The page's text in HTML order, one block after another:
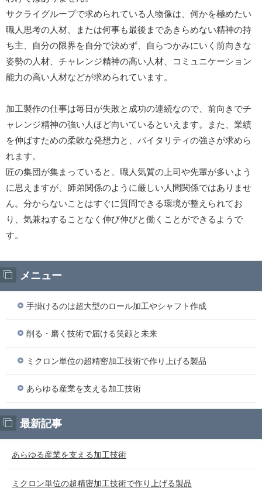
サクライグループで求められている人物像は、何かを極めたい
職人思考の人材、または何事も最後まであきらめない精神の持
ち主、自分の限界を自分で決めず、自らつかみにいく前向きな
姿勢の人材、チャレンジ精神の高い人材、コミュニケーション
能力の高い人材などが求められています。
加工製作の仕事は毎日が失敗と成功の連続なので、前向きでチ
ャレンジ精神の強い人ほど向いているといえます。また、業績
を伸ばすための柔軟な発想力と、バイタリティの強さが求めら
れます。
匠の集団が集まっていると、職人気質の上司や先輩が多いよう
に思えますが、師弟関係のように厳しい人間関係ではありませ
ん。分からないことはすぐに質問できる環境が整えられてお
り、気兼ねすることなく伸び伸びと働くことができるようで
す。
メニュー
手掛けるのは超大型のロール加工やシャフト作成
削る・磨く技術で届ける笑顔と未来
ミクロン単位の超精密加工技術で作り上げる製品
あらゆる産業を支える加工技術
最新記事
あらゆる産業を支える加工技術
ミクロン単位の超精密加工技術で作り上げる製品